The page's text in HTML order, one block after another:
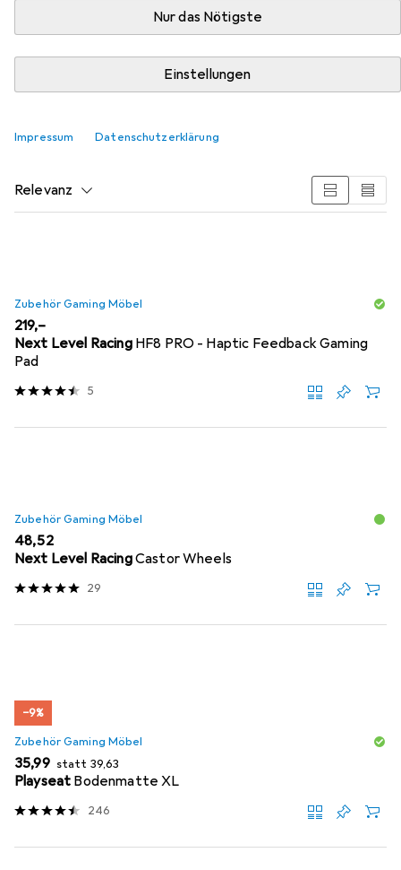
Nur das Nötigste
Einstellungen
Impressum Datenschutzerklärung
Hier findest du passendes Zubehör zum Produkt
AeroCool AC280 Duke Alcantara style aus den
Kategorien Zubehör Gaming Möbel, Bodenschutzmatte
Beliebt Zubehör Gaming Möbel
Relevanz
Zubehör Gaming Möbel
EUR
219,–
Next Level Racing HF8 PRO - Haptic Feedback Gaming
Pad
5
Zubehör Gaming Möbel
EUR
48,52
Next Level RacingCastor Wheels
29
−9%
Zubehör Gaming Möbel
EUR
35,99 statt EUR
39,63
Playseat Bodenmatte XL
246